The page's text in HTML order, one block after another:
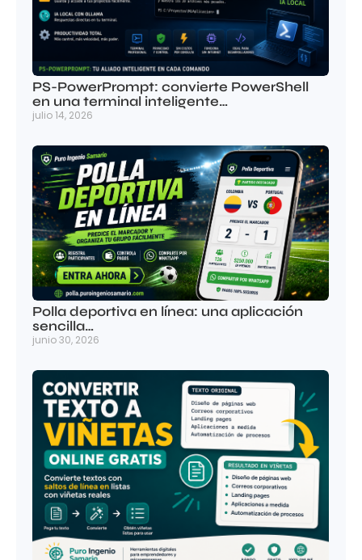
PS-PowerPrompt: convierte PowerShell
en una terminal inteligente…
julio 14, 2026
Polla deportiva en línea: una aplicación
sencilla…
junio 30, 2026